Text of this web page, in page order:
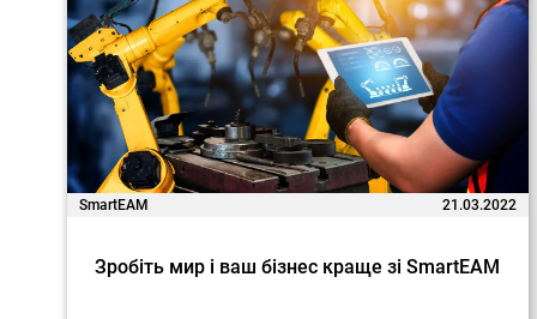
SmartEAM 21.03.2022
Зробіть мир і ваш бізнес краще зі SmartEAM